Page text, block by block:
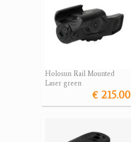
Holosun Rail Mounted
Laser green
€ 215.00